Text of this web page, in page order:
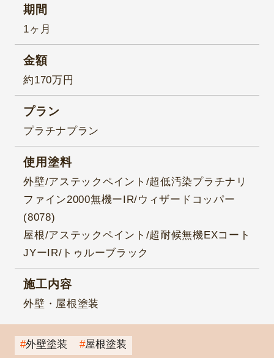
期間
1ヶ月
金額
約170万円
プラン
プラチナプラン
使用塗料
外壁/アステックペイント/超低汚染プラチナリ
ファイン2000無機ーIR/ウィザードコッパー
(8078)
屋根/アステックペイント/超耐候無機EXコート
JYーIR/トゥルーブラック
施工内容
外壁・屋根塗装
外壁塗装 屋根塗装